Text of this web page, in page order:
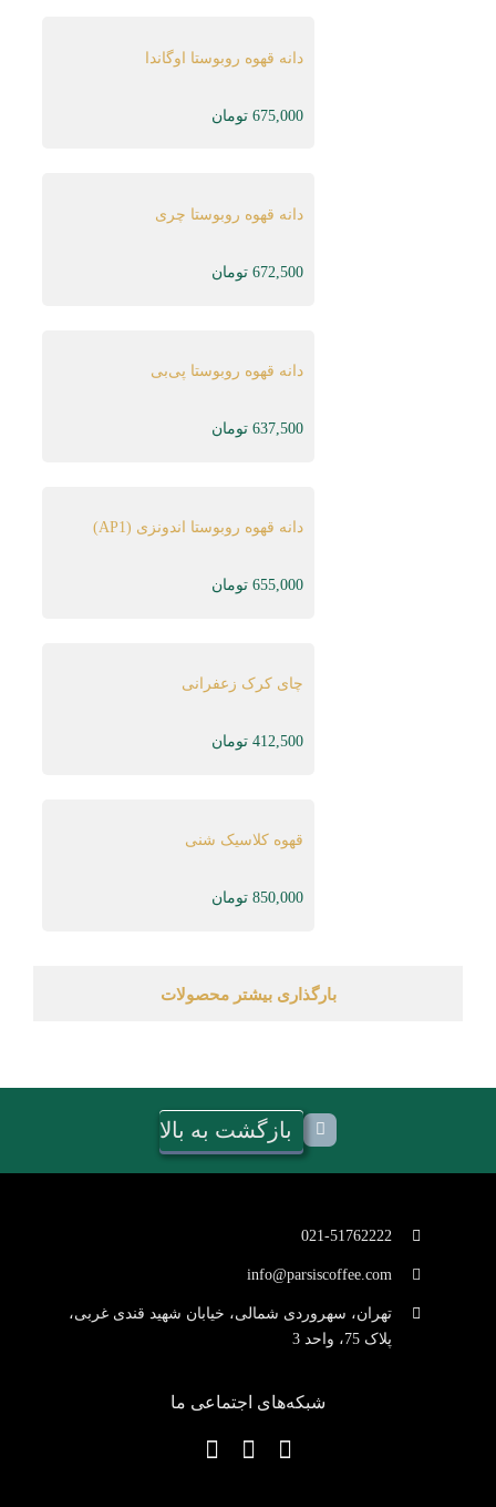
دانه قهوه روبوستا اوگاندا
675,000 تومان
دانه قهوه روبوستا چری
672,500 تومان
دانه قهوه روبوستا پی‌بی
637,500 تومان
دانه قهوه روبوستا اندونزی (AP1)
655,000 تومان
چای کرک زعفرانی
412,500 تومان
قهوه کلاسیک شنی
850,000 تومان
بارگذاری بیشتر محصولات
بازگشت به بالا
021-51762222
info@parsiscoffee.com
تهران، سهروردی شمالی، خیابان شهید قندی غربی،
پلاک 75، واحد 3
شبکه‌های اجتماعی ما